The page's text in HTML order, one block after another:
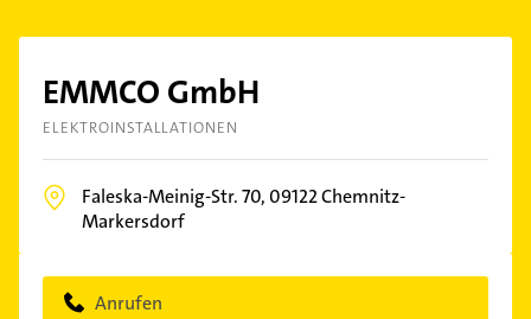
EMMCO GmbH
ELEKTROINSTALLATIONEN
Faleska-Meinig-Str. 70,09122Chemnitz-
Markersdorf
Anrufen